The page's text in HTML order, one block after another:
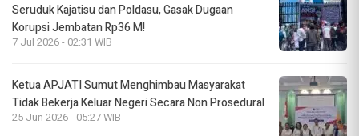
Seruduk Kajatisu dan Poldasu, Gasak Dugaan
Korupsi Jembatan Rp36 M!
7 Jul 2026 - 02:31 WIB
Ketua APJATI Sumut Menghimbau Masyarakat
Tidak Bekerja Keluar Negeri Secara Non Prosedural
25 Jun 2026 - 05:27 WIB